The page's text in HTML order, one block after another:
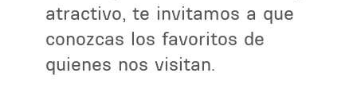
atractivo, te invitamos a que
conozcas los favoritos de
quienes nos visitan.